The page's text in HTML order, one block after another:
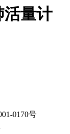
活量计
0170号